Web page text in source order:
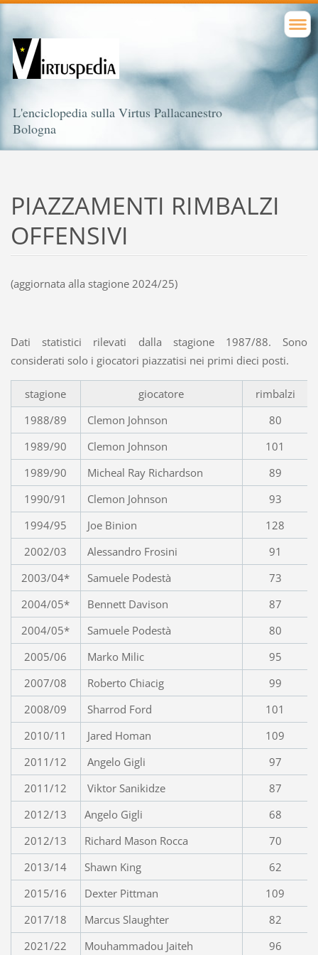
L'enciclopedia sulla Virtus Pallacanestro
Bologna
PIAZZAMENTI RIMBALZI
OFFENSIVI
(aggiornata alla stagione 2024/25)
Dati statistici rilevati dalla stagione 1987/88. Sono
considerati solo i giocatori piazzatisi nei primi dieci posti.
stagione giocatore
rimbalzi
1988/89
Clemon Johnson
80
1989/90
Clemon Johnson
101
1989/90
Micheal Ray Richardson
89
1990/91
Clemon Johnson
93
1994/95
Joe Binion
128
2002/03
Alessandro Frosini
91
2003/04*
Samuele Podestà
73
2004/05*
Bennett Davison
87
2004/05*
Samuele Podestà
80
2005/06
Marko Milic
95
2007/08
Roberto Chiacig
99
2008/09
Sharrod Ford
101
2010/11
Jared Homan
109
2011/12
Angelo Gigli
97
2011/12
Viktor Sanikidze
87
2012/13
Angelo Gigli
68
2012/13
Richard Mason Rocca
70
2013/14
Shawn King
62
2015/16
Dexter Pittman
109
2017/18
Marcus Slaughter
82
2021/22
Mouhammadou Jaiteh 96